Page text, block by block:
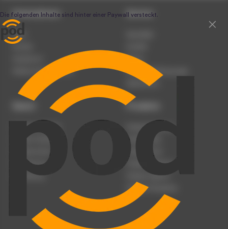
Unternehmen
Team
Werben auf podcast.de
Service
Presse
Nutzungsbedingungen
Datenschutz
Podcast anmelden
Podcast hochladen
Podcast-Events
Registrierung
Anmeldung
Produkte
Podcast-Beratung
Podcast-Jobs
Podcast-Push
Podcast-Werbung
Podcast-Agentur
Podcast-Produktion